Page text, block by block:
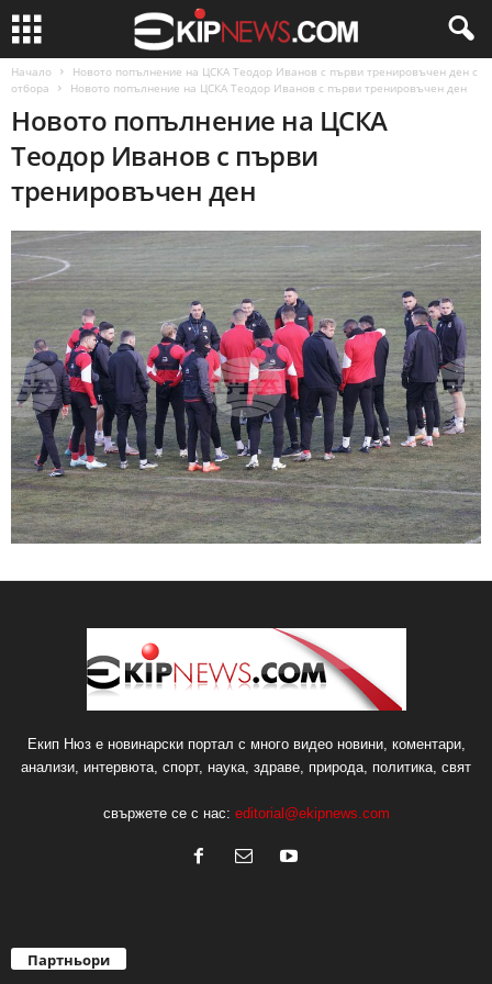
Начало
Новото попълнение на ЦСКА Теодор Иванов с първи тренировъчен ден с
отбора
Новото попълнение на ЦСКА Теодор Иванов с първи тренировъчен ден
Новото попълнение на ЦСКА
Теодор Иванов с първи
тренировъчен ден
Екип Нюз е новинарски портал с много видео новини, коментари,
анализи, интервюта, спорт, наука, здраве, природа, политика, свят
свържете се с нас: editorial@ekipnews.com
Партньори